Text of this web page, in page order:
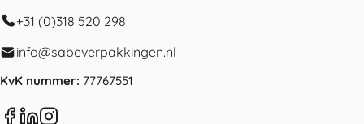
+31 (0)318 520 298
info@sabeverpakkingen.nl
KvK nummer: 77767551